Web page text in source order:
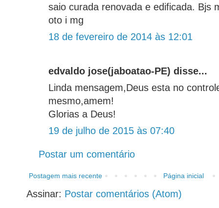
saio curada renovada e edificada. Bjs
oto i mg
18 de fevereiro de 2014 às 12:01
edvaldo jose(jaboatao-PE) disse...
Linda mensagem,Deus esta no
mesmo,amem!
Glorias a Deus!
19 de julho de 2015 às 07:40
Postar um comentário
Postagem mais recente Página inicial
Assinar: Postar comentários (Atom)